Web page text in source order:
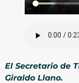
El Secretario de
Giraldo Llano.